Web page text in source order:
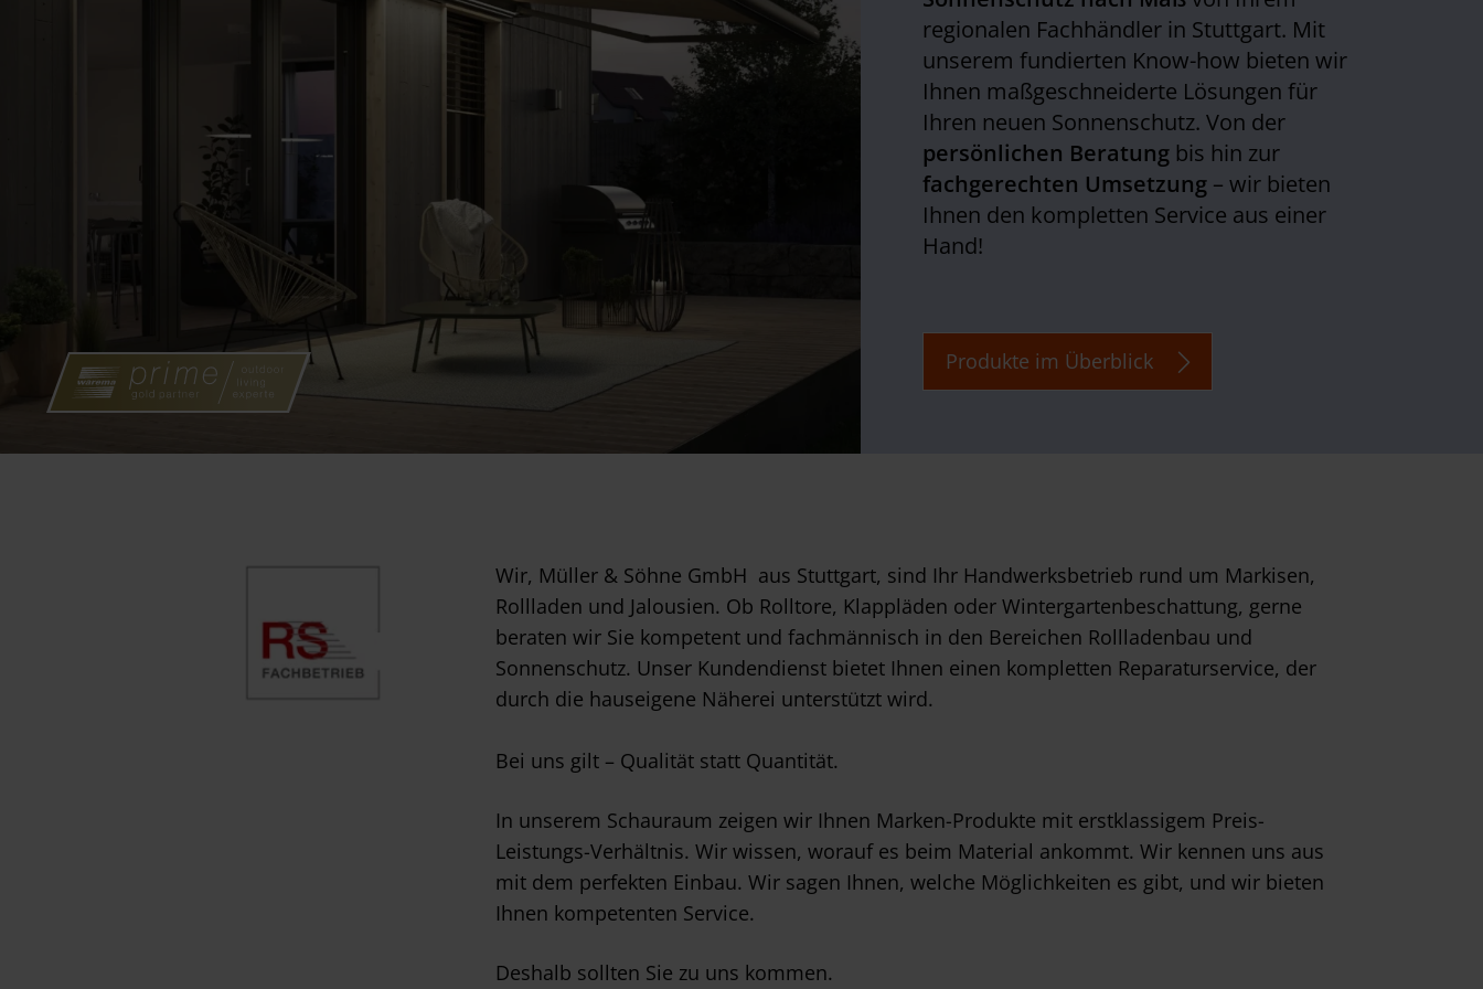
regionalen Fachhändler in Stuttgart. Mit
unserem fundierten Know-how bieten wir
Ihnen maßgeschneiderte Lösungen für
Ihren neuen Sonnenschutz. Von der
persönlichen Beratungbis hin zur
fachgerechten Umsetzung– wir bieten
Ihnen den kompletten Service aus einer
Hand!
Produkte im Überblick
Wir, Müller & Söhne GmbH aus Stuttgart, sind Ihr Handwerksbetrieb rund um Markisen,
Rollladen und Jalousien. Ob Rolltore, Klappläden oder Wintergartenbeschattung, gerne
beraten wir Sie kompetent und fachmännisch in den Bereichen Rollladenbau und
Sonnenschutz. Unser Kundendienst bietet Ihnen einen kompletten Reparaturservice, der
durch die hauseigene Näherei unterstützt wird.
Bei uns gilt – Qualität statt Quantität.
In unserem Schauraum zeigen wir Ihnen Marken-Produkte mit erstklassigem Preis-
Leistungs-Verhältnis. Wir wissen, worauf es beim Material ankommt. Wir kennen uns aus
mit dem perfekten Einbau. Wir sagen Ihnen, welche Möglichkeiten es gibt, und wir bieten
Ihnen kompetenten Service.
Deshalb sollten Sie zu uns kommen.